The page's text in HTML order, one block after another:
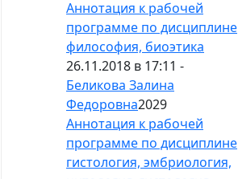
Аннотация к рабочей
программе по дисциплине
философия, биоэтика
26.11.2018 в 17:11 -
Беликова Залина
Федоровна2029
Аннотация к рабочей
программе по дисциплине
гистология, эмбриология,